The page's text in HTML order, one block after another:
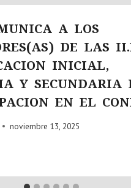
A LOS
DE LAS
INICIAL,
Y SECUNDARIA
EN EL
noviembre 13, 2025